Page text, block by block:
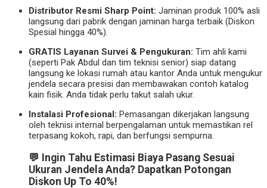
Distributor Resmi Sharp Point: Jaminan produk 100% asli
langsung dari pabrik dengan jaminan harga terbaik (Diskon
Spesial hingga 40%).
GRATIS Layanan Survei & Pengukuran: Tim ahli kami
(seperti Pak Abdul dan tim teknisi senior) siap datang
langsung ke lokasi rumah atau kantor Anda untuk mengukur
jendela secara presisi dan membawakan contoh katalog
kain fisik. Anda tidak perlu takut salah ukur.
Instalasi Profesional: Pemasangan dikerjakan langsung
oleh teknisi internal berpengalaman untuk memastikan rel
terpasang kokoh, rapi, dan berfungsi sempurna.
💬 Ingin Tahu Estimasi Biaya Pasang Sesuai
Ukuran Jendela Anda? Dapatkan Potongan
Diskon Up To 40%!